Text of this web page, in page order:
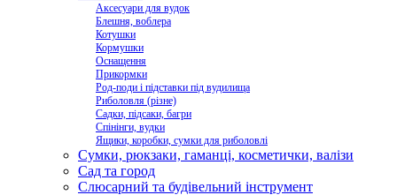
Аксесуари для вудок
Блешня, воблера
Котушки
Кормушки
Оснащення
Прикормки
Род-поди і підставки під вудилища
Риболовля (різне)
Садки, підсаки, багри
Спінінги, вудки
Ящики, коробки, сумки для риболовлі
Сумки, рюкзаки, гаманці, косметички, валізи
Сад та город
Слюсарний та будівельний інструмент